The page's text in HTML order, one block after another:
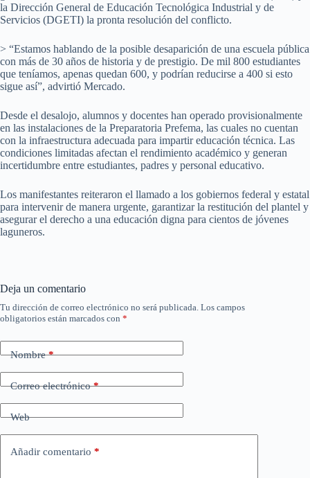
la Dirección General de Educación Tecnológica Industrial y de
Servicios (DGETI) la pronta resolución del conflicto.
> “Estamos hablando de la posible desaparición de una escuela pública
con más de 30 años de historia y de prestigio. De mil 800 estudiantes
que teníamos, apenas quedan 600, y podrían reducirse a 400 si esto
sigue así”, advirtió Mercado.
Desde el desalojo, alumnos y docentes han operado provisionalmente
en las instalaciones de la Preparatoria Prefema, las cuales no cuentan
con la infraestructura adecuada para impartir educación técnica. Las
condiciones limitadas afectan el rendimiento académico y generan
incertidumbre entre estudiantes, padres y personal educativo.
Los manifestantes reiteraron el llamado a los gobiernos federal y estatal
para intervenir de manera urgente, garantizar la restitución del plantel y
asegurar el derecho a una educación digna para cientos de jóvenes
laguneros.
Deja un comentario
Tu dirección de correo electrónico no será publicada. Los campos
obligatorios están marcados con *
Nombre*
Correo electrónico*
Web
Añadir comentario *